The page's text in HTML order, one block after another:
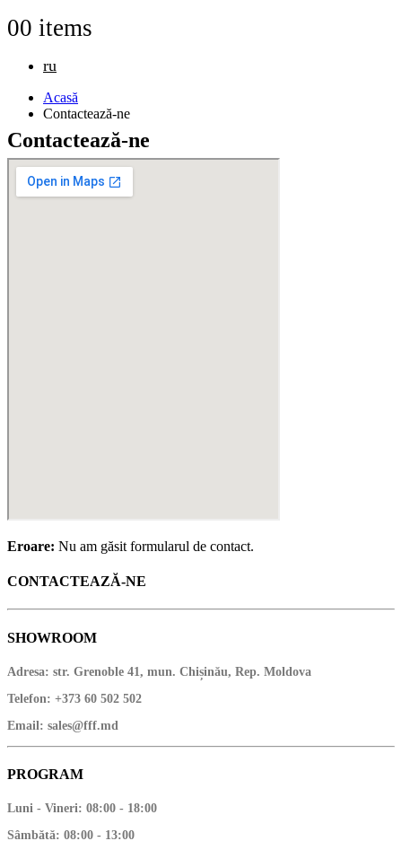
00 items
ru
Acasă
Contactează-ne
Contactează-ne
Eroare: Nu am găsit formularul de contact.
CONTACTEAZĂ-NE
SHOWROOM
Adresa: str. Grenoble 41, mun. Chișinău, Rep. Moldova
Telefon: +373 60 502 502
Email: sales@fff.md
PROGRAM
Luni - Vineri: 08:00 - 18:00
Sâmbătă: 08:00 - 13:00